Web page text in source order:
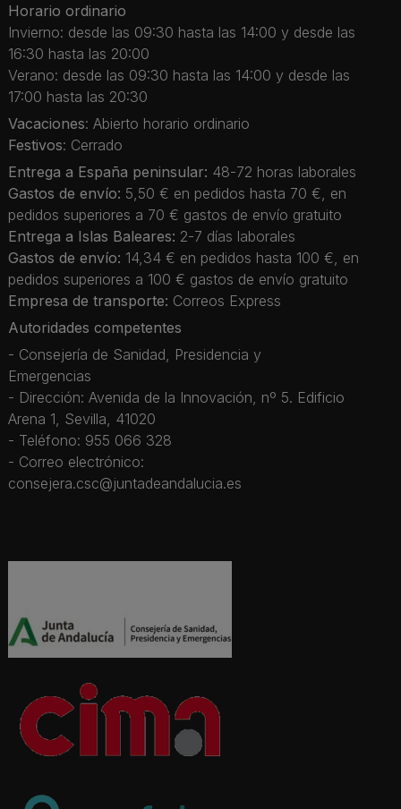
Horario ordinario
Invierno: desde las 09:30 hasta las 14:00 y desde las
16:30 hasta las 20:00
Verano: desde las 09:30 hasta las 14:00 y desde las
17:00 hasta las 20:30
Vacaciones: Abierto horario ordinario
Festivos: Cerrado
Entrega a España peninsular: 48-72 horas laborales
Gastos de envío: 5,50 € en pedidos hasta 70 €, en
pedidos superiores a 70 € gastos de envío gratuito
Entrega a Islas Baleares: 2-7 días laborales
Gastos de envío: 14,34 € en pedidos hasta 100 €, en
pedidos superiores a 100 € gastos de envío gratuito
Empresa de transporte: Correos Express
Autoridades competentes
- Consejería de Sanidad, Presidencia y
Emergencias
- Dirección: Avenida de la Innovación, nº 5. Edificio
Arena 1, Sevilla, 41020
- Teléfono: 955 066 328
- Correo electrónico:
consejera.csc@juntadeandalucia.es